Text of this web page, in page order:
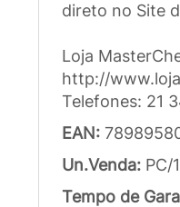
direto no Site
Loja
http://
Telefones: 21
EAN:
Un.Venda: PC/1
Tempo de